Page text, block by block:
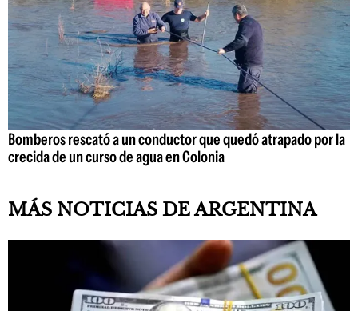
Bomberos rescató a un conductor que quedó atrapado por la
crecida de un curso de agua en Colonia
MÁS NOTICIAS DE ARGENTINA